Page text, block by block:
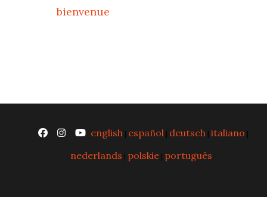
bienvenue
english | español | deutsch |italiano |
nederlands | polskie| português